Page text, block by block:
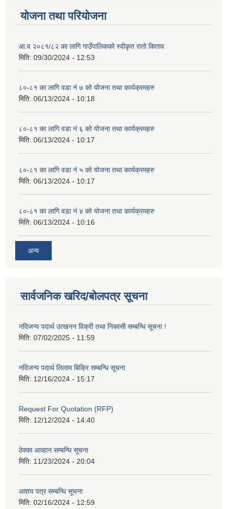
योजना तथा परियोजना
आ.व २०८१/८२ का लागि गाउँपालिकको स्वीकृत रातो किताव
मिति: 09/30/2024 - 12:53
८०-८१ का लागि वडा नं ७ को योजना तथा कार्यक्रमहरु
मिति: 06/13/2024 - 10:18
८०-८१ का लागि वडा नं ६ को योजना तथा कार्यक्रमहरु
मिति: 06/13/2024 - 10:17
८०-८१ का लागि वडा नं ५ को योजना तथा कार्यक्रमहरु
मिति: 06/13/2024 - 10:17
८०-८१ का लागि वडा नं ४ को योजना तथा कार्यक्रमहरु
मिति: 06/13/2024 - 10:16
अन्य
सार्वजनिक खरिद/बोलपत्र सूचना
नदिजन्य पदार्थ उत्खनन विक्री तथा निकासी सम्बन्धि सूचना !
मिति: 07/02/2025 - 11:59
नदिजन्य पदार्थ लिलाम बिक्रि सम्बन्धि सूचना
मिति: 12/16/2024 - 15:17
Request For Quotation (RFP)
मिति: 12/12/2024 - 14:40
ठेक्का आव्हान सम्बन्धि सूचना
मिति: 11/23/2024 - 20:04
आशय पत्र सम्बन्धि सूचना
मिति: 02/16/2024 - 12:59